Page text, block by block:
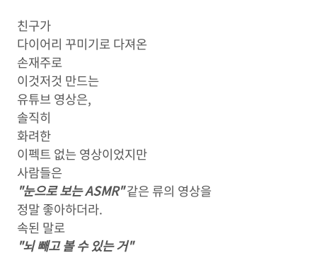
친구가
다이어리 꾸미기로 다져온
손재주로
이것저것 만드는
유튜브 영상은,
솔직히
화려한
이펙트 없는 영상이었지만
사람들은
"눈으로 보는 ASMR"같은 류의 영상을
정말 좋아하더라.
속된 말로
"뇌 빼고 볼 수 있는 거"